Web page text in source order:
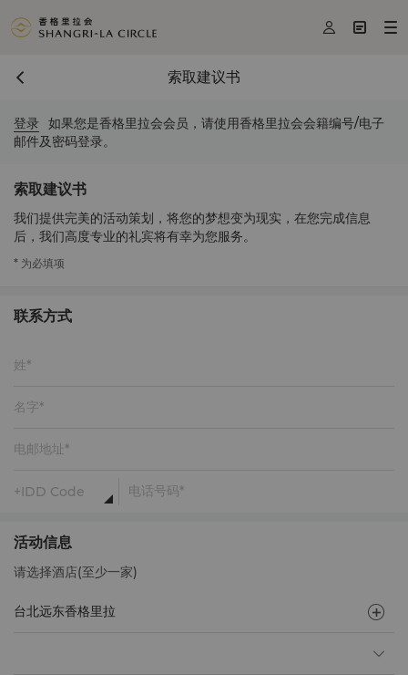
  
索取建议书
登录 如果您是香格里拉会会员，请使用香格里拉会会籍编号/电子
邮件及密码登录。
索取建议书
我们提供完美的活动策划，将您的梦想变为现实，在您完成信息
后，我们高度专业的礼宾将有幸为您服务。
* 为必填项
联系方式
活动信息
请选择酒店(至少一家)